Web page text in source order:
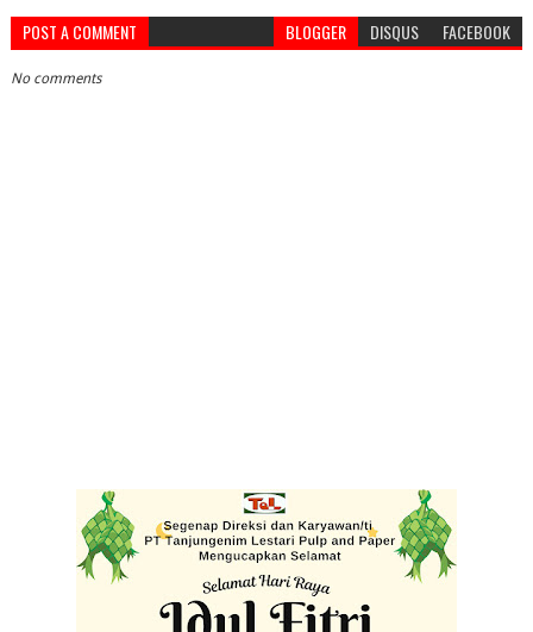
POST A COMMENT BLOGGER DISQUS FACEBOOK
No comments